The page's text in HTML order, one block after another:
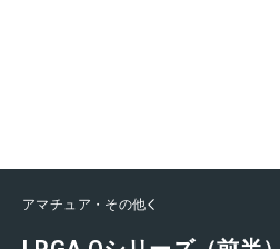
アマチュア・その他